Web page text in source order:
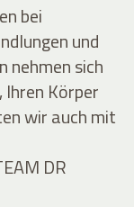
bei
und
nehmen sich
Körper
wir auch mit
DR